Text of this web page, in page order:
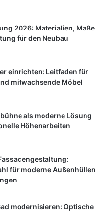
2026: Materialien, Maße
für den Neubau
einrichten: Leitfaden für
mitwachsende Möbel
als moderne Lösung
Höhenarbeiten
für moderne Außenhüllen
modernisieren: Optische